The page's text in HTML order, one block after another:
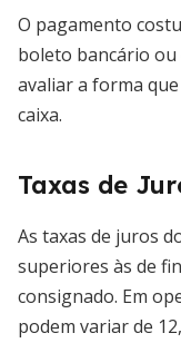
O pagamento
boleto bancário
avaliar a forma
caixa.
Taxas de
As taxas de juros
superiores às de
consignado. Em
podem variar de